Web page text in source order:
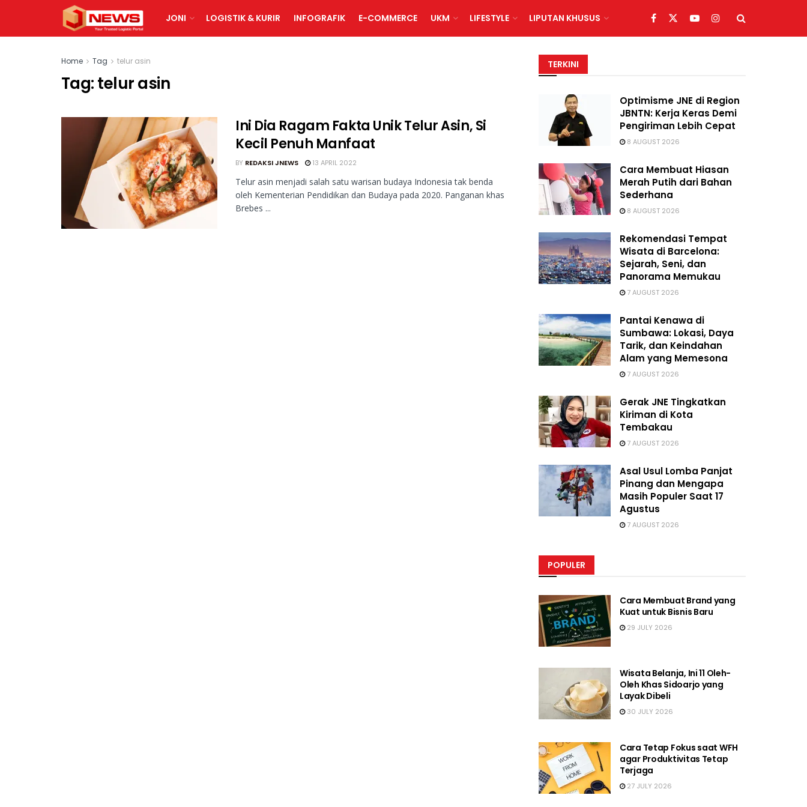
JONI LOGISTIK & KURIR INFOGRAFIK E-COMMERCE UKM LIFESTYLE LIPUTAN KHUSUS
Home Tag telur asin
Tag:telur asin
Ini Dia Ragam Fakta Unik Telur Asin, Si
Kecil Penuh Manfaat
BY REDAKSI JNEWS 13 APRIL 2022
Telur asin menjadi salah satu warisan budaya Indonesia tak benda
oleh Kementerian Pendidikan dan Budaya pada 2020. Panganan khas
Brebes ...
TERKINI
Optimisme JNE di Region
JBNTN: Kerja Keras Demi
Pengiriman Lebih Cepat
8 AUGUST 2026
Cara Membuat Hiasan
Merah Putih dari Bahan
Sederhana
8 AUGUST 2026
Rekomendasi Tempat
Wisata di Barcelona:
Sejarah, Seni, dan
Panorama Memukau
7 AUGUST 2026
Pantai Kenawa di
Sumbawa: Lokasi, Daya
Tarik, dan Keindahan
Alam yang Memesona
7 AUGUST 2026
Gerak JNE Tingkatkan
Kiriman di Kota
Tembakau
7 AUGUST 2026
Asal Usul Lomba Panjat
Pinang dan Mengapa
Masih Populer Saat 17
Agustus
7 AUGUST 2026
POPULER
Cara Membuat Brand yang
Kuat untuk Bisnis Baru
29 JULY 2026
Wisata Belanja, Ini 11 Oleh-
Oleh Khas Sidoarjo yang
Layak Dibeli
30 JULY 2026
Cara Tetap Fokus saat WFH
agar Produktivitas Tetap
Terjaga
27 JULY 2026